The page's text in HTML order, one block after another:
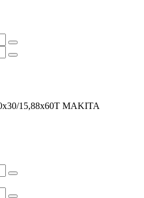
15,88x60Т MAKITA